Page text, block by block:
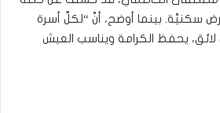
قطعة أرض سكنيَّة. بينما أوضح، أنَّ “لكلِّ أسرة
يحفظ الكرامة ويناسب العيش